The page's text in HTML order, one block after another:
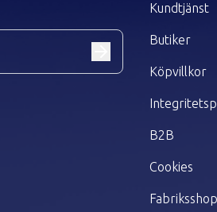
Kundtjänst
Butiker
Köpvillkor
B2B
Cookies
Fabriksshop